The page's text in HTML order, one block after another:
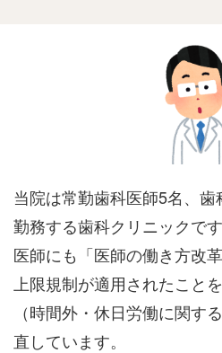
当院は常勤歯科医師5名、
勤務する歯科クリニックで
医師にも「医師の働き方改
上限規制が適用されたこと
（時間外・休日労働に関す
直しています。